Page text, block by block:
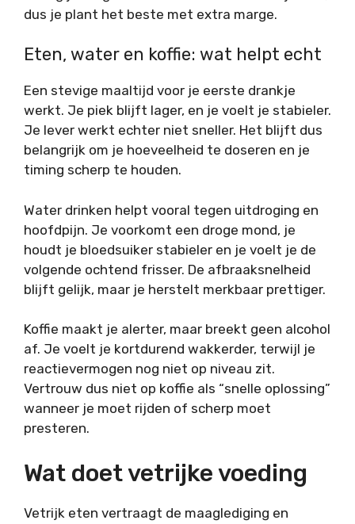
dus je plant het beste met extra marge.
Eten, water en koffie: wat helpt echt
Een stevige maaltijd voor je eerste drankje
werkt. Je piek blijft lager, en je voelt je stabieler.
Je lever werkt echter niet sneller. Het blijft dus
belangrijk om je hoeveelheid te doseren en je
timing scherp te houden.
Water drinken helpt vooral tegen uitdroging en
hoofdpijn. Je voorkomt een droge mond, je
houdt je bloedsuiker stabieler en je voelt je de
volgende ochtend frisser. De afbraaksnelheid
blijft gelijk, maar je herstelt merkbaar prettiger.
Koffie maakt je alerter, maar breekt geen alcohol
af. Je voelt je kortdurend wakkerder, terwijl je
reactievermogen nog niet op niveau zit.
Vertrouw dus niet op koffie als “snelle oplossing”
wanneer je moet rijden of scherp moet
presteren.
Wat doet vetrijke voeding
Vetrijk eten vertraagt de maaglediging en